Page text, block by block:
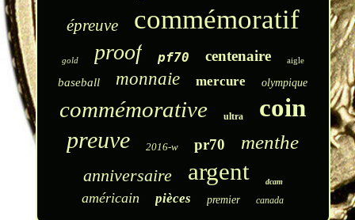
épreuve commémoratif
gold proof pf70 centenaire aigle
baseball monnaie mercure olympique
commémorative ultra coin
preuve 2016-w pr70 menthe
anniversaire argent dcam
américain pièces premier canada